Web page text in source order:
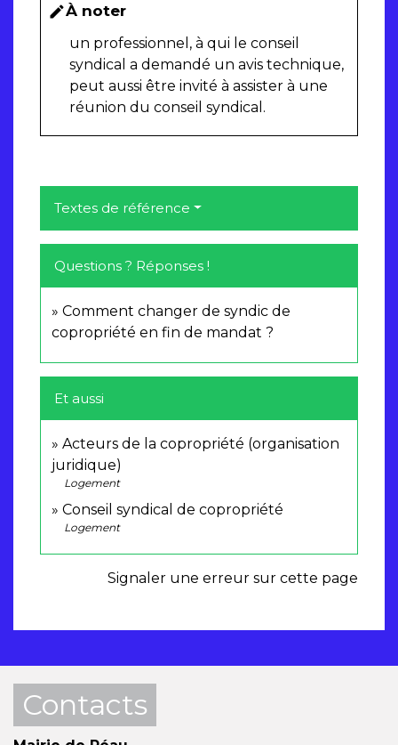
editÀ noter
un professionnel, à qui le conseil
syndical a demandé un avis technique,
peut aussi être invité à assister à une
réunion du conseil syndical.
Textes de référence
Questions ? Réponses !
Comment changer de syndic de
copropriété en fin de mandat ?
Et aussi
Acteurs de la copropriété (organisation
juridique)
Logement
Conseil syndical de copropriété
Logement
Signaler une erreur sur cette page
Contacts